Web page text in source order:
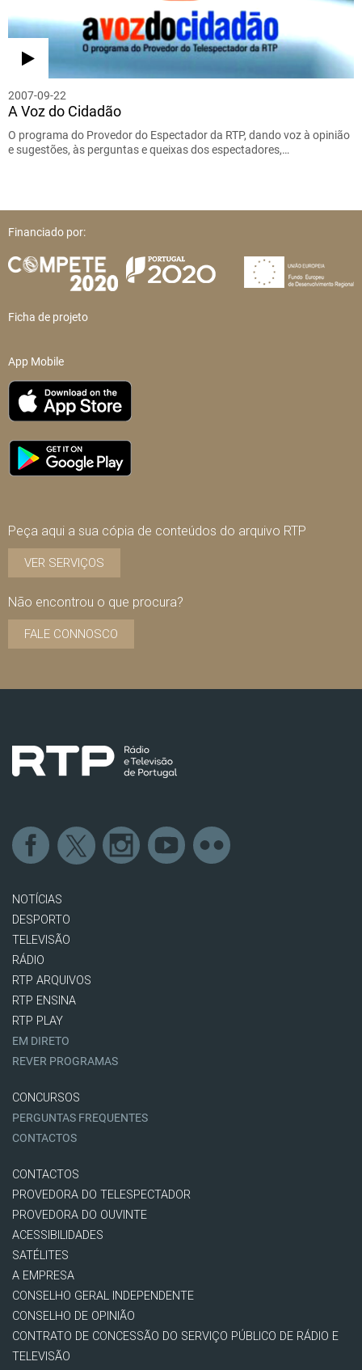
2007-09-22
A Voz do Cidadão
O programa do Provedor do Espectador da RTP, dando voz à opinião
e sugestões, às perguntas e queixas dos espectadores,…
Financiado por:
Ficha de projeto
App Mobile
Peça aqui a sua cópia de conteúdos do arquivo RTP
VER SERVIÇOS
Não encontrou o que procura?
FALE CONNOSCO
NOTÍCIAS
DESPORTO
TELEVISÃO
RÁDIO
RTP ARQUIVOS
RTP ENSINA
RTP PLAY
EM DIRETO
REVER PROGRAMAS
CONCURSOS
PERGUNTAS FREQUENTES
CONTACTOS
CONTACTOS
PROVEDORA DO TELESPECTADOR
PROVEDORA DO OUVINTE
ACESSIBILIDADES
SATÉLITES
A EMPRESA
CONSELHO GERAL INDEPENDENTE
CONSELHO DE OPINIÃO
CONTRATO DE CONCESSÃO DO SERVIÇO PÚBLICO DE RÁDIO E
TELEVISÃO